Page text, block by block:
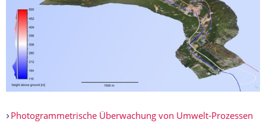
Photogrammetrische Überwachung von Umwelt-Prozessen